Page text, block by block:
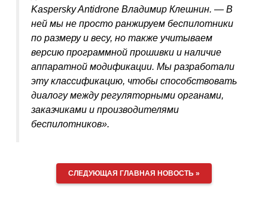
Kaspersky Antidrone Владимир Клешнин. — В
ней мы не просто ранжируем беспилотники
по размеру и весу, но также учитываем
версию программной прошивки и наличие
аппаратной модификации. Мы разработали
эту классификацию, чтобы способствовать
диалогу между регуляторными органами,
заказчиками и производителями
беспилотников».
СЛЕДУЮЩАЯ ГЛАВНАЯ НОВОСТЬ »